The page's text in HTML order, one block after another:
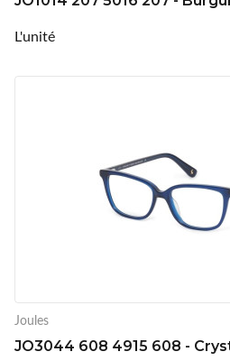
L'unité
Joules
JO3044 608 4915 608 -